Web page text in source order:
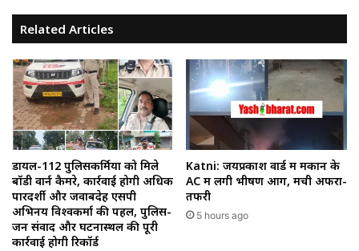
Related Articles
डायल-112 पुलिसकर्मियों को मिले
बॉडी वार्न कैमरे, कार्रवाई होगी अधिक
पारदर्शी और जवाबदेह एसपी
अभिनय विश्वकर्मा की पहल, पुलिस-
जन संवाद और घटनास्थल की पूरी
कार्रवाई होगी रिकॉर्ड
Katni: जयप्रकाश वार्ड में मकान के
AC में लगी भीषण आग, मची अफरा-
तफरी
5 hours ago